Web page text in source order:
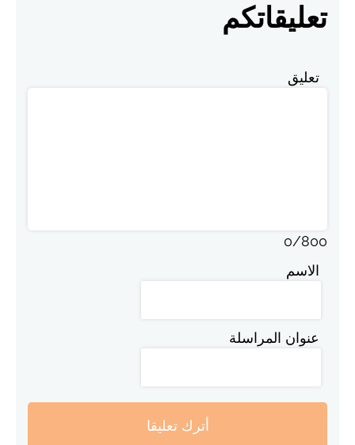
تعليقاتكم
تعليق
0/800
الاسم
عنوان المراسلة
أترك تعليقا